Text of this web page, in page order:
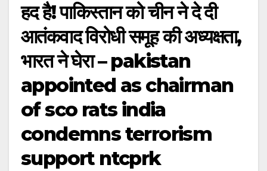
हद है! पाकिस्तान को चीन ने दे दी
आतंकवाद विरोधी समूह की अध्यक्षता,
भारत ने घेरा – pakistan
appointed as chairman
of sco rats india
condemns terrorism
support ntcprk